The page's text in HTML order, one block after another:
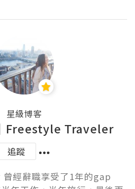
星級博客
Freestyle Traveler
追蹤
經辭職享受了1年的gap